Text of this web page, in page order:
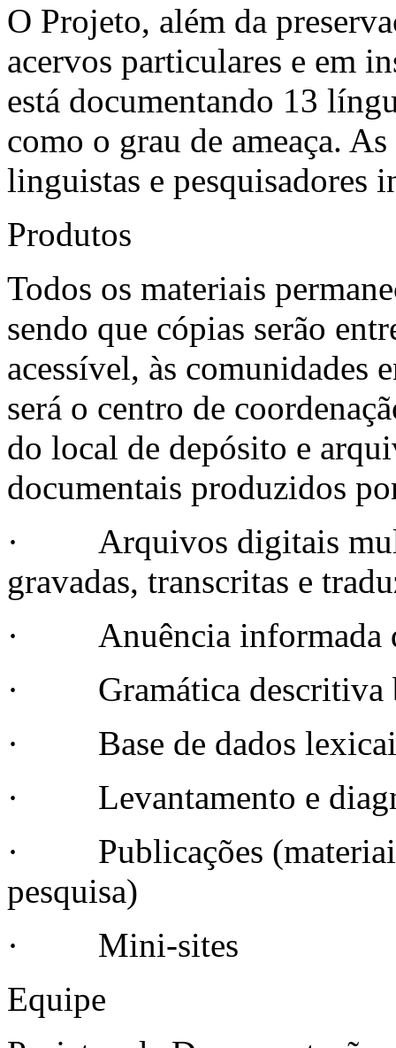
O Projeto, além da
acervos particulares e em
está documentando 13
como o grau de ameaça.
linguistas e pesquisadores
Produtos
Todos os materiais
sendo que cópias serão
acessível, às
será o centro de
do local de depósito e
documentais produzidos
· Arquivos digitais
gravadas, transcritas e
· Anuência informada
· Gramática descritiva
· Base de dados
· Levantamento e
· Publicações (materiais
pesquisa)
· Mini-sites
Equipe